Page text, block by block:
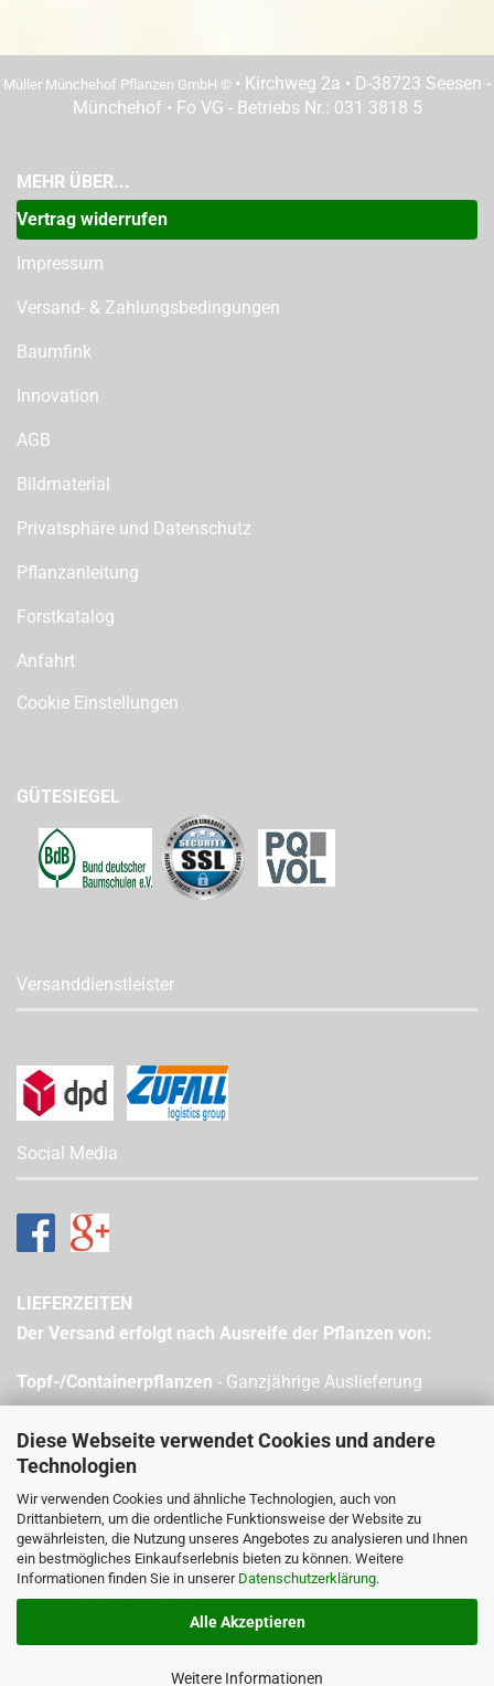
Diese Webseite verwendet Cookies und andere
Technologien
Wir verwenden Cookies und ähnliche Technologien, auch von
Drittanbietern, um die ordentliche Funktionsweise der Website zu
gewährleisten, die Nutzung unseres Angebotes zu analysieren und Ihnen
ein bestmögliches Einkaufserlebnis bieten zu können. Weitere
Informationen finden Sie in unserer Datenschutzerklärung.
Alle Akzeptieren
Weitere Informationen
Müller Münchehof Pflanzen GmbH © • Kirchweg 2a • D-38723 Seesen -
Münchehof • Fo VG - Betriebs Nr.: 031 3818 5
MEHR ÜBER...
Vertrag widerrufen
Impressum
Versand- & Zahlungsbedingungen
Baumfink
Innovation
AGB
Bildmaterial
Privatsphäre und Datenschutz
Pflanzanleitung
Forstkatalog
Anfahrt
Cookie Einstellungen
GÜTESIEGEL
Versanddienstleister
Social Media
LIEFERZEITEN
Der Versand erfolgt nach Ausreife der Pflanzen von:
Topf-/Containerpflanzen - Ganzjährige Auslieferung
Nadelgehölze - September bis Ende April
Laubgehölze- Oktober bis Anfang Mai
Bitte beachten Sie, dass sich die Auslieferung je nach Witterung (Schnee/Frost
etc.) verzögern kann.
Bitte beachten Sie zudem, dass bei Freilandpflanzen der Versand witterungsbedingt
vorzeitig eingestellt werden kann.